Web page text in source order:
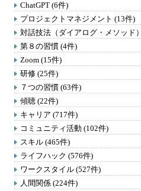
ChatGPT (6件)
プロジェクトマネジメント (13件)
対話技法（ダイアログ・メソッド
第８の習慣 (4件)
Zoom (15件)
研修 (25件)
７つの習慣 (63件)
傾聴 (22件)
キャリア (717件)
コミュニティ活動 (102件)
スキル (465件)
ライフハック (576件)
ワークスタイル (527件)
人間関係 (224件)